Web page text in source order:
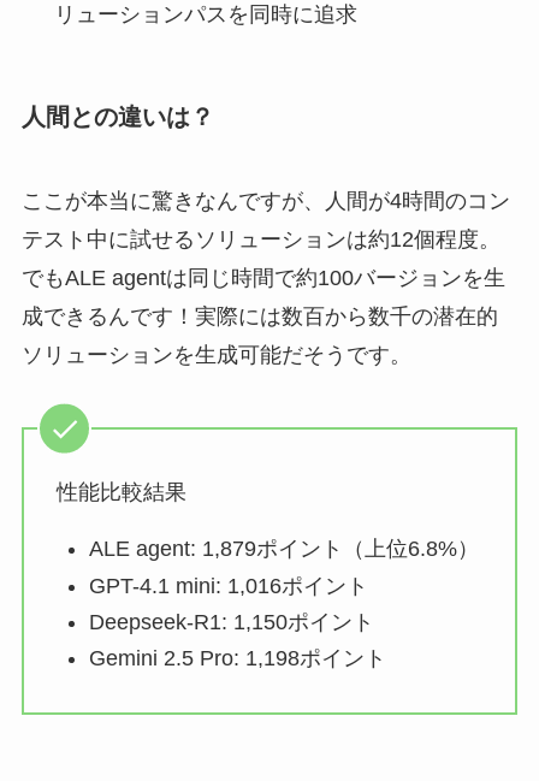
リューションパスを同時に追求
人間との違いは？
ここが本当に驚きなんですが、人間が4時間のコン
テスト中に試せるソリューションは約12個程度。
でもALE agentは同じ時間で約100バージョンを生
成できるんです！実際には数百から数千の潜在的
ソリューションを生成可能だそうです。
性能比較結果
ALE agent: 1,879ポイント（上位6.8%）
GPT-4.1 mini: 1,016ポイント
Deepseek-R1: 1,150ポイント
Gemini 2.5 Pro: 1,198ポイント